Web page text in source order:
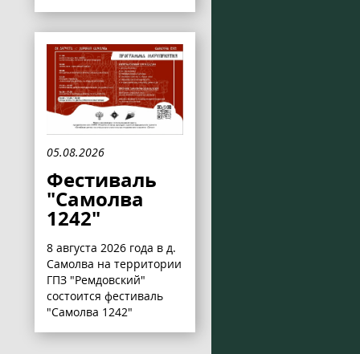
05.08.2026
Фестиваль
"Самолва
1242"
8 августа 2026 года в д.
Самолва на территории
ГПЗ "Ремдовский"
состоится фестиваль
"Самолва 1242"